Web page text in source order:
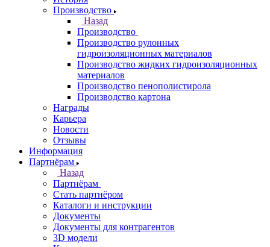
Производство
Назад
Производство
Производство рулонных
гидроизоляционных материалов
Производство жидких гидроизоляционных
материалов
Производство пенополистирола
Производство картона
Награды
Карьера
Новости
Отзывы
Информация
Партнёрам
Назад
Партнёрам
Стать партнёром
Каталоги и инструкции
Документы
Документы для контрагентов
3D модели